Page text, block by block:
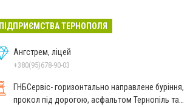
ПІДПРИЄМСТВА ТЕРНОПОЛЯ
Ангстрем, ліцей
+380(95)678-90-03
ГНБСервіс- горизонтально направлене буріння,
прокол під дорогою, асфальтом Тернопіль та